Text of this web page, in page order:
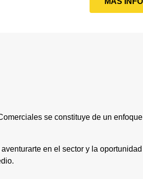
se constituye de un
en el sector y la